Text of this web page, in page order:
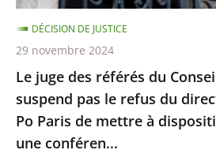
pas
le
refus
du
directeur
de
Sciences
Le juge des référés du
suspend pas le refus du
Po Paris de mettre à
une conféren...
DÉCISION DE JUSTICE
29 novembre 2024